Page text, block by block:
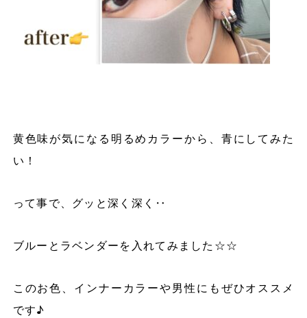
黄色味が気になる明るめカラーから、青にしてみた
い！
って事で、グッと深く深く‥
ブルーとラベンダーを入れてみました ☆☆
このお色、インナーカラーや男性にもぜひオススメ
です♪